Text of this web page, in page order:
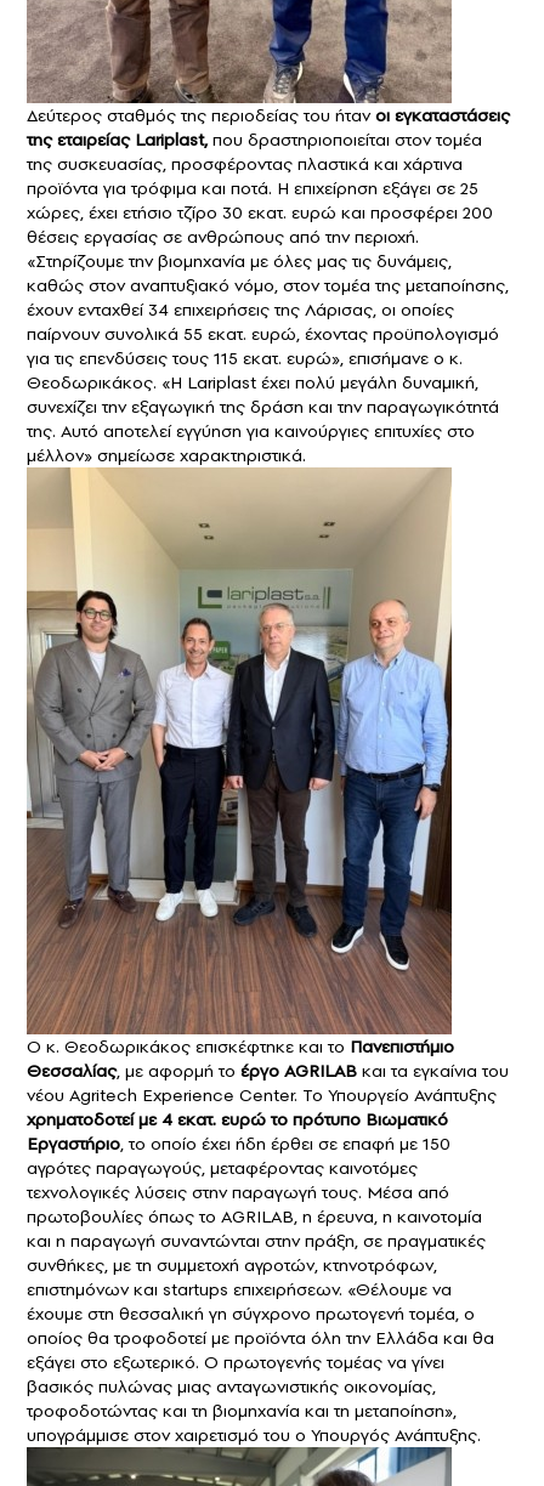
Δεύτερος σταθμός της περιοδείας του ήτανοι εγκαταστάσεις
της εταιρείας Lariplast,που δραστηριοποιείται στον τομέα
της συσκευασίας, προσφέροντας πλαστικά και χάρτινα
προϊόντα για τρόφιμα και ποτά. Η επιχείρηση εξάγει σε 25
χώρες, έχει ετήσιο τζίρο 30 εκατ. ευρώ και προσφέρει 200
θέσεις εργασίας σε ανθρώπους από την περιοχή.
«Στηρίζουμε την βιομηχανία με όλες μας τις δυνάμεις,
καθώς στον αναπτυξιακό νόμο, στον τομέα της μεταποίησης,
έχουν ενταχθεί 34 επιχειρήσεις της Λάρισας, οι οποίες
παίρνουν συνολικά 55 εκατ. ευρώ, έχοντας προϋπολογισμό
για τις επενδύσεις τους 115 εκατ. ευρώ», επισήμανε ο κ.
Θεοδωρικάκος. «Η Lariplast έχει πολύ μεγάλη δυναμική,
συνεχίζει την εξαγωγική της δράση και την παραγωγικότητά
της. Αυτό αποτελεί εγγύηση για καινούργιες επιτυχίες στο
μέλλον» σημείωσε χαρακτηριστικά.
Ο κ. Θεοδωρικάκος επισκέφτηκε και το Πανεπιστήμιο
Θεσσαλίας, με αφορμή το έργο AGRILAB και τα εγκαίνια του
νέου Agritech Experience Center. Το Υπουργείο Ανάπτυξης
χρηματοδοτεί με 4 εκατ. ευρώ το πρότυπο Βιωματικό
Εργαστήριο, το οποίο έχει ήδη έρθει σε επαφή με 150
αγρότες παραγωγούς, μεταφέροντας καινοτόμες
τεχνολογικές λύσεις στην παραγωγή τους. Μέσα από
πρωτοβουλίες όπως το AGRILAB, η έρευνα, η καινοτομία
και η παραγωγή συναντώνται στην πράξη, σε πραγματικές
συνθήκες, με τη συμμετοχή αγροτών, κτηνοτρόφων,
επιστημόνων και startups επιχειρήσεων. «Θέλουμε να
έχουμε στη θεσσαλική γη σύγχρονο πρωτογενή τομέα, ο
οποίος θα τροφοδοτεί με προϊόντα όλη την Ελλάδα και θα
εξάγει στο εξωτερικό. Ο πρωτογενής τομέας να γίνει
βασικός πυλώνας μιας ανταγωνιστικής οικονομίας,
τροφοδοτώντας και τη βιομηχανία και τη μεταποίηση»,
υπογράμμισε στον χαιρετισμό του ο Υπουργός Ανάπτυξης.